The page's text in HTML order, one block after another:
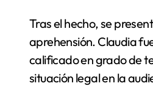
Tras el hecho, se
aprehensión. Claudia
calificado en grado de
situación legal en la